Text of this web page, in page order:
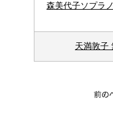
森美代子ソプラ
天満敦子